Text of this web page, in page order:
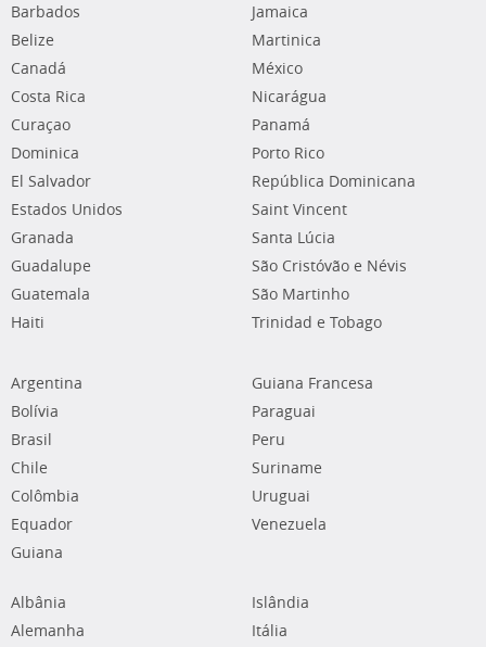
Barbados
Belize
Canadá
Costa Rica
Curaçao
Dominica
El Salvador
Estados Unidos
Granada
Guadalupe
Guatemala
Haiti
Jamaica
Martinica
México
Nicarágua
Panamá
Porto Rico
República Dominicana
Saint Vincent
Santa Lúcia
São Cristóvão e Névis
São Martinho
Trinidad e Tobago
Argentina
Bolívia
Brasil
Chile
Colômbia
Equador
Guiana
Guiana Francesa
Paraguai
Peru
Suriname
Uruguai
Venezuela
Albânia
Alemanha
Islândia
Itália